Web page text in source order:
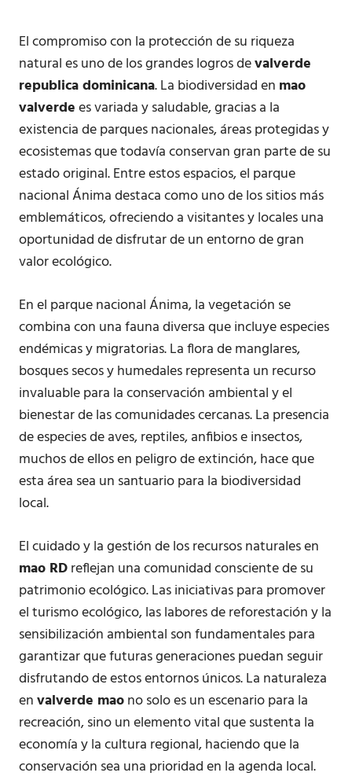
El compromiso con la protección de su riqueza
natural es uno de los grandes logros devalverde
republica dominicana. La biodiversidad en mao
valverdees variada y saludable, gracias a la
existencia de parques nacionales, áreas protegidas y
ecosistemas que todavía conservan gran parte de su
estado original. Entre estos espacios, el parque
nacional Ánima destaca como uno de los sitios más
emblemáticos, ofreciendo a visitantes y locales una
oportunidad de disfrutar de un entorno de gran
valor ecológico.
En el parque nacional Ánima, la vegetación se
combina con una fauna diversa que incluye especies
endémicas y migratorias. La flora de manglares,
bosques secos y humedales representa un recurso
invaluable para la conservación ambiental y el
bienestar de las comunidades cercanas. La presencia
de especies de aves, reptiles, anfibios e insectos,
muchos de ellos en peligro de extinción, hace que
esta área sea un santuario para la biodiversidad
local.
El cuidado y la gestión de los recursos naturales en
mao RDreflejan una comunidad consciente de su
patrimonio ecológico. Las iniciativas para promover
el turismo ecológico, las labores de reforestación y la
sensibilización ambiental son fundamentales para
garantizar que futuras generaciones puedan seguir
disfrutando de estos entornos únicos. La naturaleza
envalverde maono solo es un escenario para la
recreación, sino un elemento vital que sustenta la
economía y la cultura regional, haciendo que la
conservación sea una prioridad en la agenda local.